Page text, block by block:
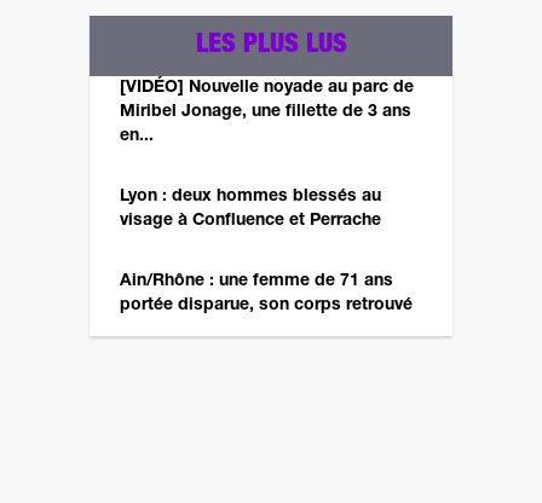
LES PLUS LUS
[VIDÉO] Nouvelle noyade au parc de
Miribel Jonage, une fillette de 3 ans
en...
Lyon : deux hommes blessés au
visage à Confluence et Perrache
Ain/Rhône : une femme de 71 ans
portée disparue, son corps retrouvé